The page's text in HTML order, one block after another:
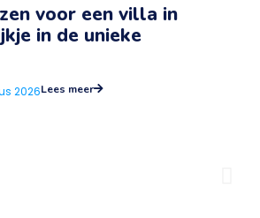
voor een villa in
in de unieke
2026Lees meer